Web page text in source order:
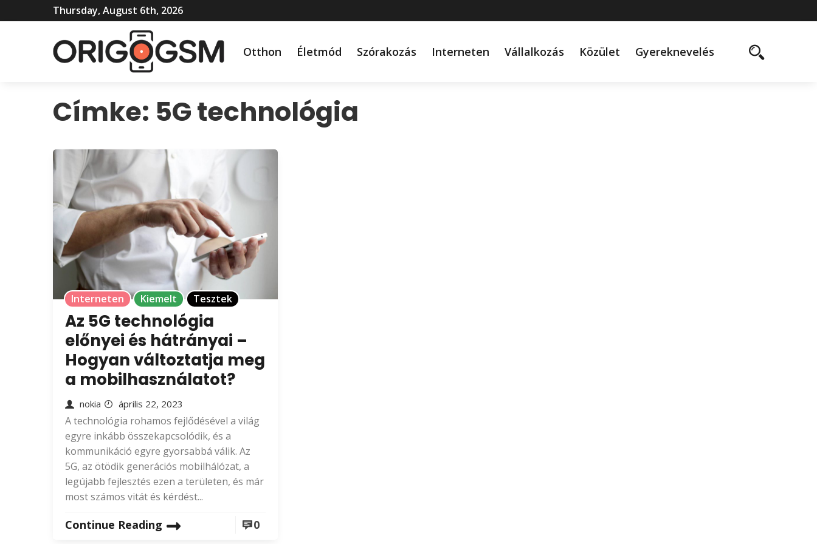
Thursday, August 6th, 2026
Otthon Életmód Szórakozás Interneten Vállalkozás Közület Gyereknevelés
Címke: 5G technológia
Interneten Kiemelt Tesztek
Az 5G technológia
előnyei és hátrányai –
Hogyan változtatja meg
a mobilhasználatot?
nokia április 22, 2023
A technológia rohamos fejlődésével a világ
egyre inkább összekapcsolódik, és a
kommunikáció egyre gyorsabbá válik. Az
5G, az ötödik generációs mobilhálózat, a
legújabb fejlesztés ezen a területen, és már
most számos vitát és kérdést...
Continue Reading 0